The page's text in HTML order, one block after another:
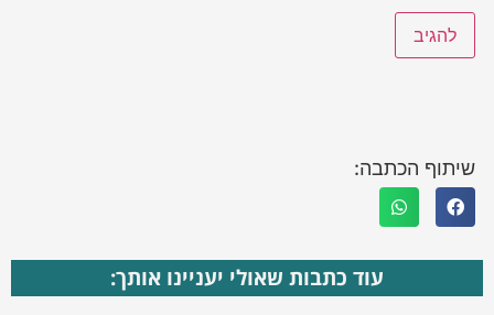
שיתוף הכתבה:
עוד כתבות שאולי יעניינו אותך: